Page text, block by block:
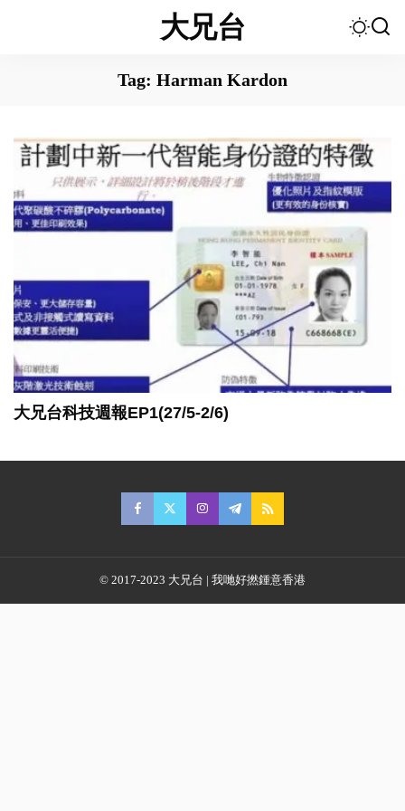
大兄台
Tag: Harman Kardon
大兄台科技週報EP1(27/5-2/6)
© 2017-2023 大兄台 | 我哋好撚鍾意香港